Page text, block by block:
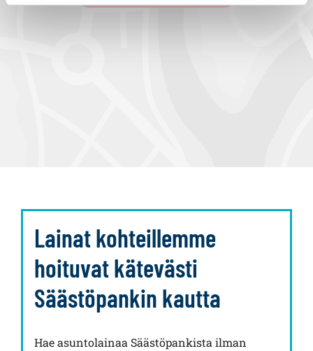
Lainat kohteillemme
hoituvat kätevästi
Säästöpankin kautta
Hae asuntolainaa Säästöpankista ilman